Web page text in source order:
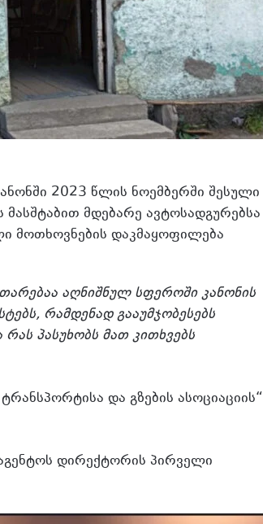
2023 წლის ნოემბერში შესული
მდებარე ავტოსადგურებსა
მოთხოვნების დაკმაყოფილება
აღნიშნულ სფეროში კანონის
რამდენად გააუმჯობესებს
პასუხობს მათ კითხვებს
და გზების ასოციაციის“
დირექტორის პირველი